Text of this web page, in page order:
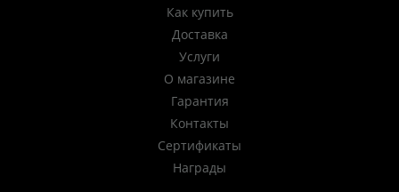
Как купить
Доставка
Услуги
О магазине
Гарантия
Контакты
Сертификаты
Награды